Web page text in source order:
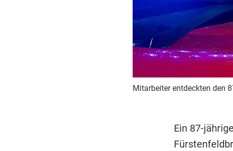
Mitarbeiter entdeckten den
Ein 87-